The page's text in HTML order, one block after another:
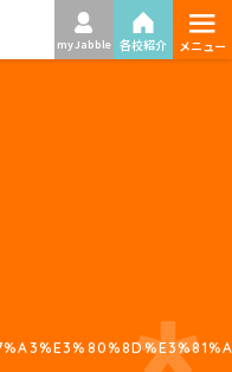
my Jabble 各校紹介 ≡
メニュー